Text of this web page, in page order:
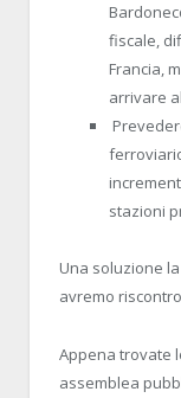
fiscale,
Francia,
arrivare
stazioni
Una soluzione
avremo
Appena trovate
assemblea